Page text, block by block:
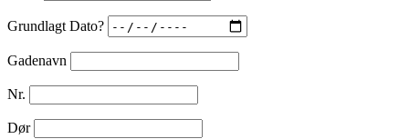
Grundlagt Dato?
Gadenavn
Nr.
Dør